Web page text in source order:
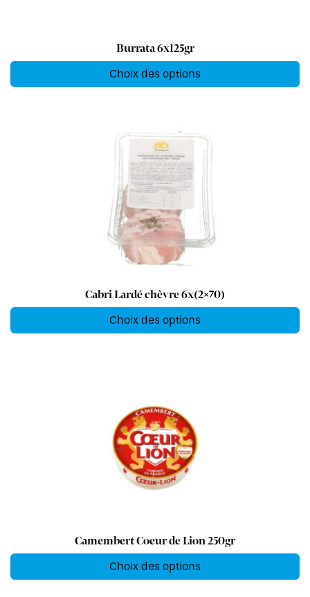
Burrata 6x125gr
Choix des options
Cabri Lardé chèvre 6x(2×70)
Choix des options
Camembert Coeur de Lion 250gr
Choix des options